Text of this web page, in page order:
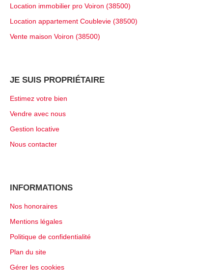
Location immobilier pro Voiron (38500)
Location appartement Coublevie (38500)
Vente maison Voiron (38500)
JE SUIS PROPRIÉTAIRE
Estimez votre bien
Vendre avec nous
Gestion locative
Nous contacter
INFORMATIONS
Nos honoraires
Mentions légales
Politique de confidentialité
Plan du site
Gérer les cookies